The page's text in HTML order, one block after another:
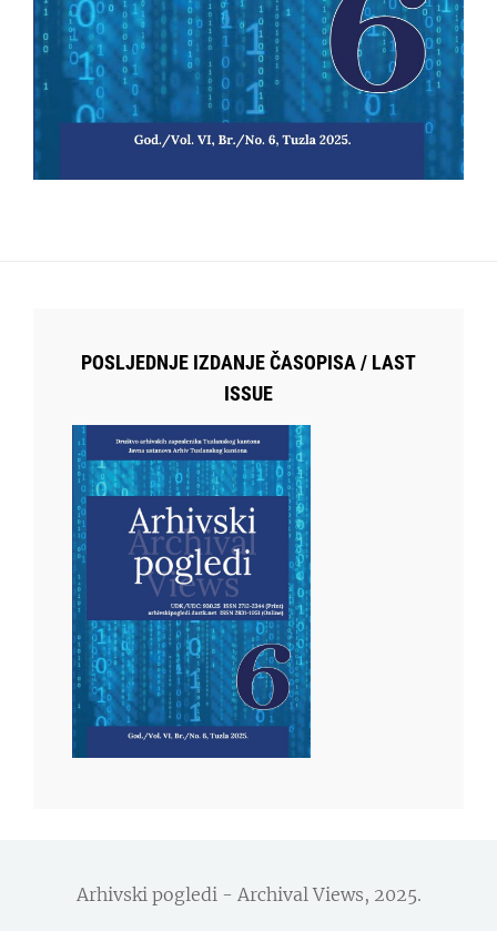
POSLJEDNJE IZDANJE ČASOPISA / LAST
ISSUE
Arhivski pogledi - Archival Views, 2025.